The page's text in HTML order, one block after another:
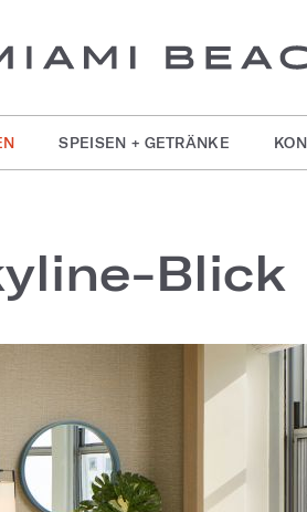
SPEISEN + GETRÄNKE
Blick